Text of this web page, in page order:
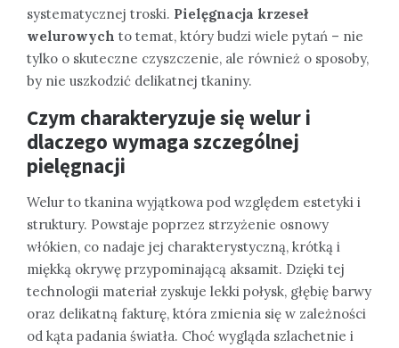
systematycznej troski. Pielęgnacja krzeseł
welurowych to temat, który budzi wiele pytań – nie
tylko o skuteczne czyszczenie, ale również o sposoby,
by nie uszkodzić delikatnej tkaniny.
Czym charakteryzuje się welur i
dlaczego wymaga szczególnej
pielęgnacji
Welur to tkanina wyjątkowa pod względem estetyki i
struktury. Powstaje poprzez strzyżenie osnowy
włókien, co nadaje jej charakterystyczną, krótką i
miękką okrywę przypominającą aksamit. Dzięki tej
technologii materiał zyskuje lekki połysk, głębię barwy
oraz delikatną fakturę, która zmienia się w zależności
od kąta padania światła. Choć wygląda szlachetnie i